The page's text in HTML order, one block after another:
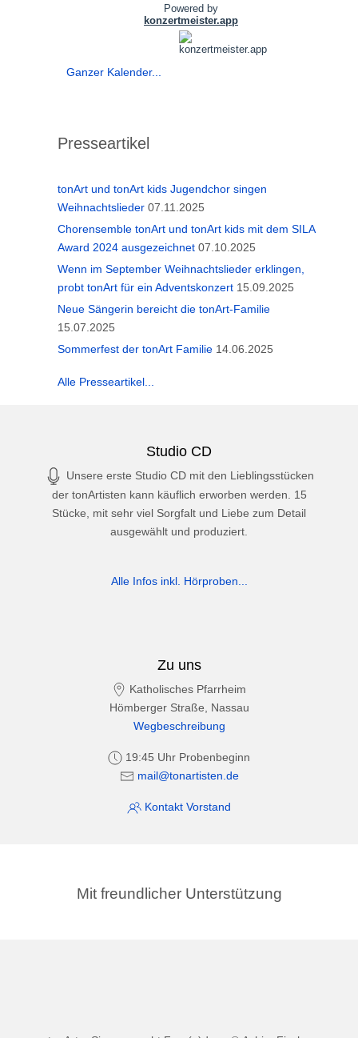
Ganzer Kalender...
Presseartikel
tonArt und tonArt kids Jugendchor singen
Weihnachtslieder 07.11.2025
Chorensemble tonArt und tonArt kids mit dem SILA
Award 2024 ausgezeichnet 07.10.2025
Wenn im September Weihnachtslieder erklingen,
probt tonArt für ein Adventskonzert 15.09.2025
Neue Sängerin bereicht die tonArt-Familie
15.07.2025
Sommerfest der tonArt Familie 14.06.2025
Alle Presseartikel...
Studio CD
Unsere erste Studio CD mit den Lieblingsstücken
der tonArtisten kann käuflich erworben werden. 15
Stücke, mit sehr viel Sorgfalt und Liebe zum Detail
ausgewählt und produziert.
Alle Infos inkl. Hörproben...
Zu uns
Katholisches Pfarrheim
Hömberger Straße, Nassau
Wegbeschreibung
19:45 Uhr Probenbeginn
mail@tonartisten.de
Kontakt Vorstand
Mit freundlicher Unterstützung